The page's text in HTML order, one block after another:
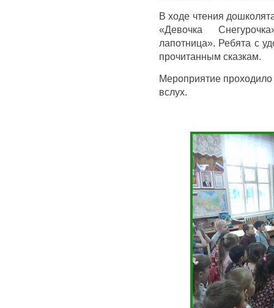
В ходе чтения
«Девочка
лапотница». Ребята с
прочитанным сказкам.
Мероприятие
вслух.